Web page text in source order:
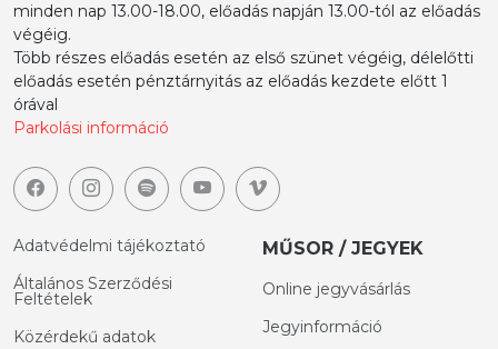
minden nap 13.00-18.00, előadás napján 13.00-tól az előadás
végéig.
Több részes előadás esetén az első szünet végéig, délelőtti
előadás esetén pénztárnyitás az előadás kezdete előtt 1
órával
Parkolási információ
Adatvédelmi tájékoztató
Általános Szerződési
Feltételek
Közérdekű adatok
MŰSOR / JEGYEK
Online jegyvásárlás
Jegyinformáció